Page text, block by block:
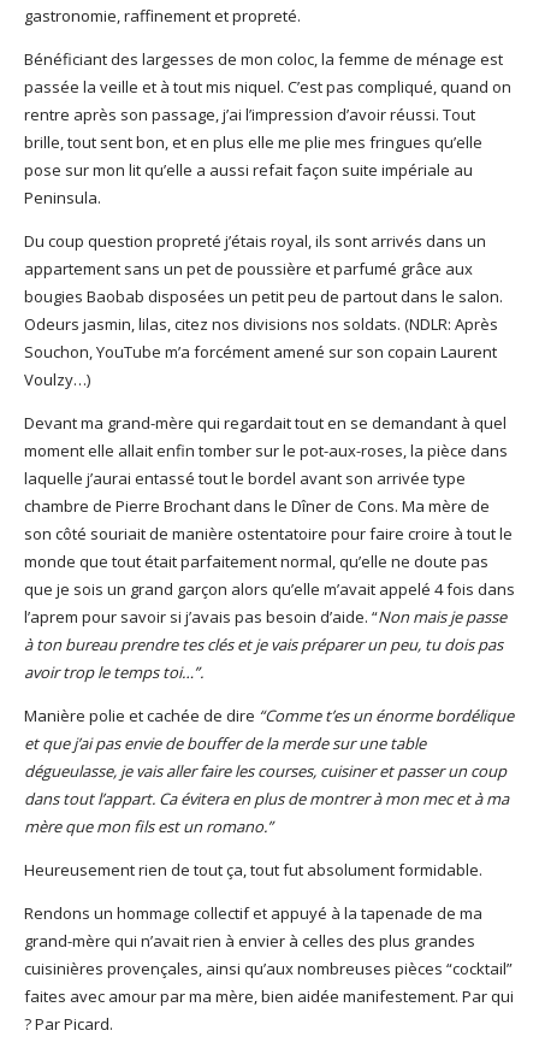
gastronomie, raffinement et propreté.
Bénéficiant des largesses de mon coloc, la femme de ménage est
passée la veille et à tout mis niquel. C’est pas compliqué, quand on
rentre après son passage, j’ai l’impression d’avoir réussi. Tout
brille, tout sent bon, et en plus elle me plie mes fringues qu’elle
pose sur mon lit qu’elle a aussi refait façon suite impériale au
Peninsula.
Du coup question propreté j’étais royal, ils sont arrivés dans un
appartement sans un pet de poussière et parfumé grâce aux
bougies Baobab disposées un petit peu de partout dans le salon.
Odeurs jasmin, lilas, citez nos divisions nos soldats. (NDLR: Après
Souchon, YouTube m’a forcément amené sur son copain Laurent
Voulzy…)
Devant ma grand-mère qui regardait tout en se demandant à quel
moment elle allait enfin tomber sur le pot-aux-roses, la pièce dans
laquelle j’aurai entassé tout le bordel avant son arrivée type
chambre de Pierre Brochant dans le Dîner de Cons. Ma mère de
son côté souriait de manière ostentatoire pour faire croire à tout le
monde que tout était parfaitement normal, qu’elle ne doute pas
que je sois un grand garçon alors qu’elle m’avait appelé 4 fois dans
l’aprem pour savoir si j’avais pas besoin d’aide. “Non mais je passe
à ton bureau prendre tes clés et je vais préparer un peu, tu dois pas
avoir trop le temps toi…”.
Manière polie et cachée de dire “Comme t’es un énorme bordélique
et que j’ai pas envie de bouffer de la merde sur une table
dégueulasse, je vais aller faire les courses, cuisiner et passer un coup
dans tout l’appart. Ca évitera en plus de montrer à mon mec et à ma
mère que mon fils est un romano.”
Heureusement rien de tout ça, tout fut absolument formidable.
Rendons un hommage collectif et appuyé à la tapenade de ma
grand-mère qui n’avait rien à envier à celles des plus grandes
cuisinières provençales, ainsi qu’aux nombreuses pièces “cocktail”
faites avec amour par ma mère, bien aidée manifestement. Par qui
? Par Picard.